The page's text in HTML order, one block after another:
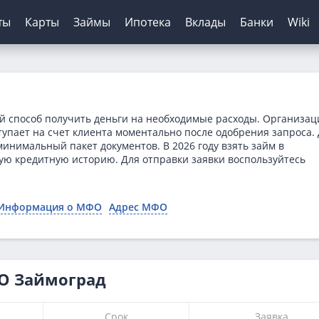
Архив ЦБ РФ
Курс доллара ЦБ
Банк
Без первого взноса
На авто с пробегом
Карты
С кэшбэком
Займы
отказа
Платиза
Монеткин
Ипотека
ипотеки
Вклады
Калькулятор вкладов
Банки Wiki
получить деньги на необходимые расходы.
на счет клиента моментально после одобрения запроса.
пакет документов. В 2026 году взять займ в
кредитную историю. Для отправки заявки воспользуйтесь
о МФО Адрес МФО
Займоград